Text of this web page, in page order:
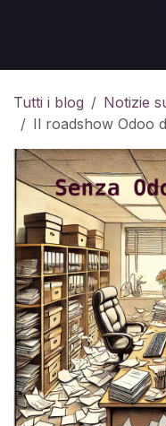
Tutti i blog
Notizie
Il roadshow Odoo di